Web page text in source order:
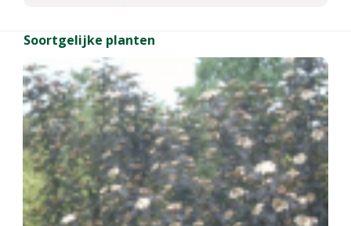
Soortgelijke planten